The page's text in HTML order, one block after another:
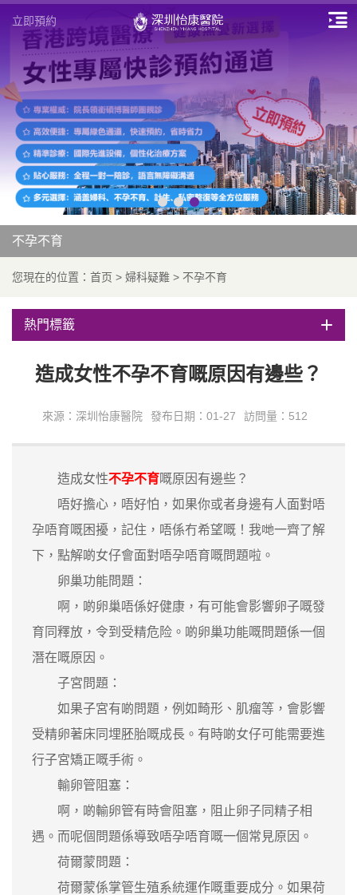
立即預約
不孕不育
您現在的位置： 首页 > 婦科疑難 > 不孕不育
熱門標籤
造成女性不孕不育嘅原因有邊些？
來源：深圳怡康醫院 發布日期：01-27 訪問量：512
造成女性不孕不育嘅原因有邊些？
唔好擔心，唔好怕，如果你或者身邊有人面對唔
孕唔育嘅困擾，記住，唔係冇希望嘅！我哋一齊了解
下，點解啲女仔會面對唔孕唔育嘅問題啦。
卵巢功能問題：
啊，啲卵巢唔係好健康，有可能會影響卵子嘅發
育同釋放，令到受精危险。啲卵巢功能嘅問題係一個
潛在嘅原因。
子宮問題：
如果子宮有啲問題，例如畸形、肌瘤等，會影響
受精卵著床同埋胚胎嘅成長。有時啲女仔可能需要進
行子宮矯正嘅手術。
輸卵管阻塞：
啊，啲輸卵管有時會阻塞，阻止卵子同精子相
遇。而呢個問題係導致唔孕唔育嘅一個常見原因。
荷爾蒙問題：
荷爾蒙係掌管生殖系統運作嘅重要成分。如果荷